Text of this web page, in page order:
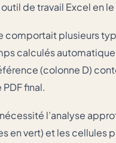
de travail Excel en
comportait plusieurs
calculés
(colonne D)
final.
l’analyse
en vert) et les